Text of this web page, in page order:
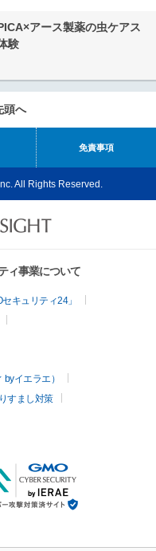
アース製薬の虫ケアス
験
頭へ
免責事項
All Rights Reserved.
ィ事業について
キュリティ24」
イエラエ）
すまし対策